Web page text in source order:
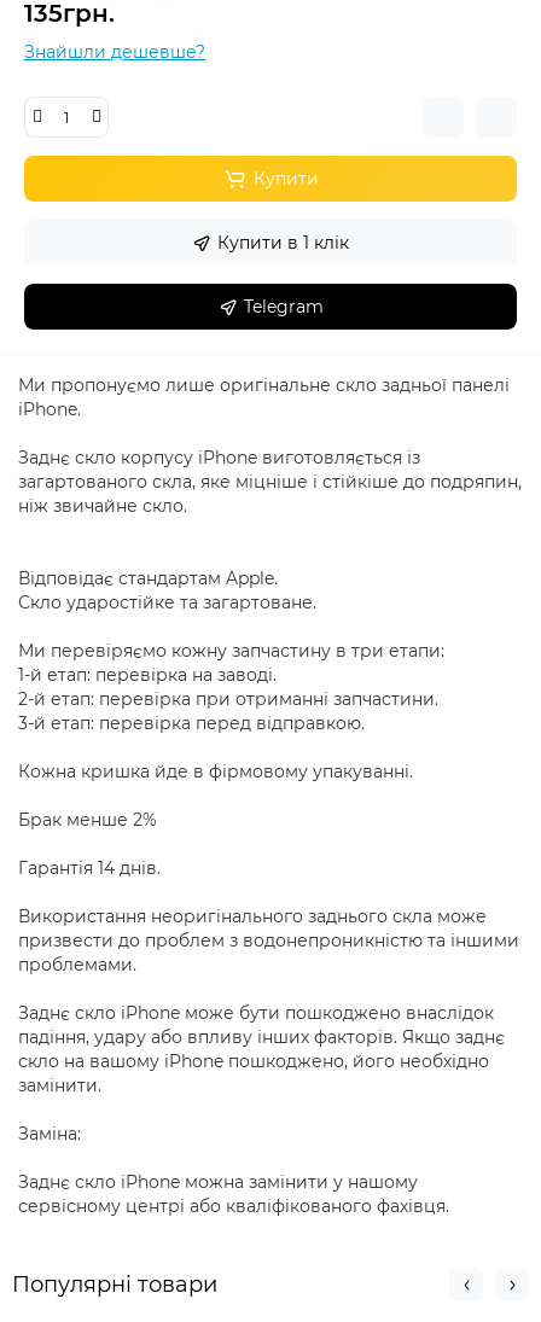
135грн.
Знайшли дешевше?
Купити
Купити в 1 клік
Telegram
Ми пропонуємо лише оригінальне скло задньої панелі
iPhone.
Заднє скло корпусу iPhone виготовляється із
загартованого скла, яке міцніше і стійкіше до подряпин,
ніж звичайне скло.
Відповідає стандартам Apple.
Скло ударостійке та загартоване.
Ми перевіряємо кожну запчастину в три етапи:
1-й етап: перевірка на заводі.
2-й етап: перевірка при отриманні запчастини.
3-й етап: перевірка перед відправкою.
Кожна кришка йде в фірмовому упакуванні.
Брак менше 2%
Гарантія 14 днів.
Використання неоригінального заднього скла може
призвести до проблем з водонепроникністю та іншими
проблемами.
Заднє скло iPhone може бути пошкоджено внаслідок
падіння, удару або впливу інших факторів. Якщо заднє
скло на вашому iPhone пошкоджено, його необхідно
замінити.
Заміна:
Заднє скло iPhone можна замінити у нашому
сервісному центрі або кваліфікованого фахівця.
Популярні товари